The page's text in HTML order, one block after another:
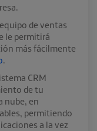
de ventas
le permitirá
más fácilmente
.
CRM
de tu
nube, en
permitiendo
a la vez